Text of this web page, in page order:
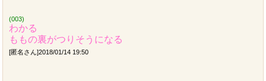
(003)
わかる
ももの裏がつりそうになる
[匿名さん]2018/01/14 19:50